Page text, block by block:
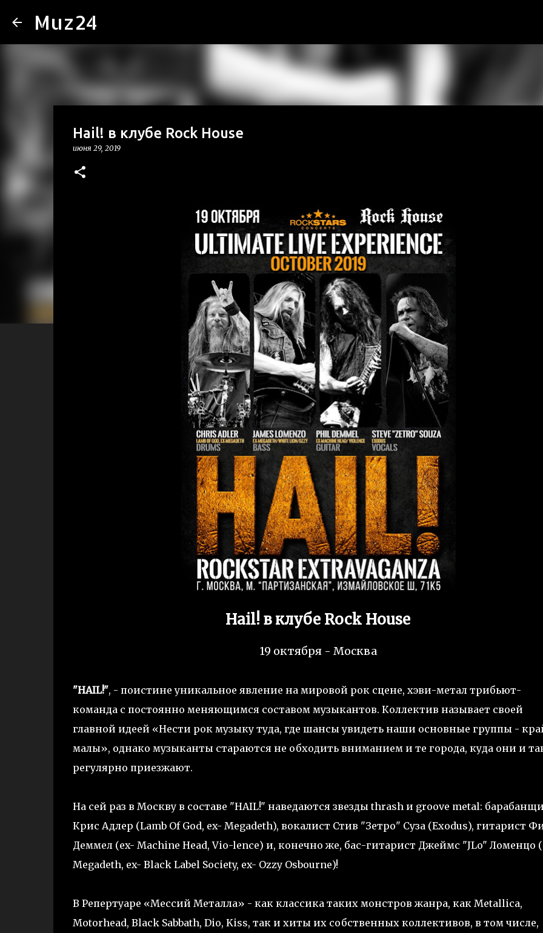
Muz24
Hail! в клубе Rock House
июня 29, 2019
Hail! в клубе Rock House
19 октября - Москва
"HAIL!", - поистине уникальное явление на мировой рок сцене, хэви-метал трибьют-
команда с постоянно меняющимся составом музыкантов. Коллектив называет своей
главной идеей «Нести рок музыку туда, где шансы увидеть наши основные группы -
малы», однако музыканты стараются не обходить вниманием и те города, куда они и
регулярно приезжают.
На сей раз в Москву в составе "HAIL!" наведаются звезды thrash и groove metal:
Крис Адлер (Lamb Of God, ex- Megadeth), вокалист Стив "Зетро" Суза (Exodus), гитарист
Деммел (ex- Machine Head, Vio-lence) и, конечно же, бас-гитарист Джеймс "JLo" Ломенцо
Megadeth, ex- Black Label Society, ex- Ozzy Osbourne)!
В Репертуаре «Мессий Металла» - как классика таких монстров жанра, как Metallica,
Motorhead, Black Sabbath, Dio, Kiss, так и хиты их собственных коллективов, в том числе,